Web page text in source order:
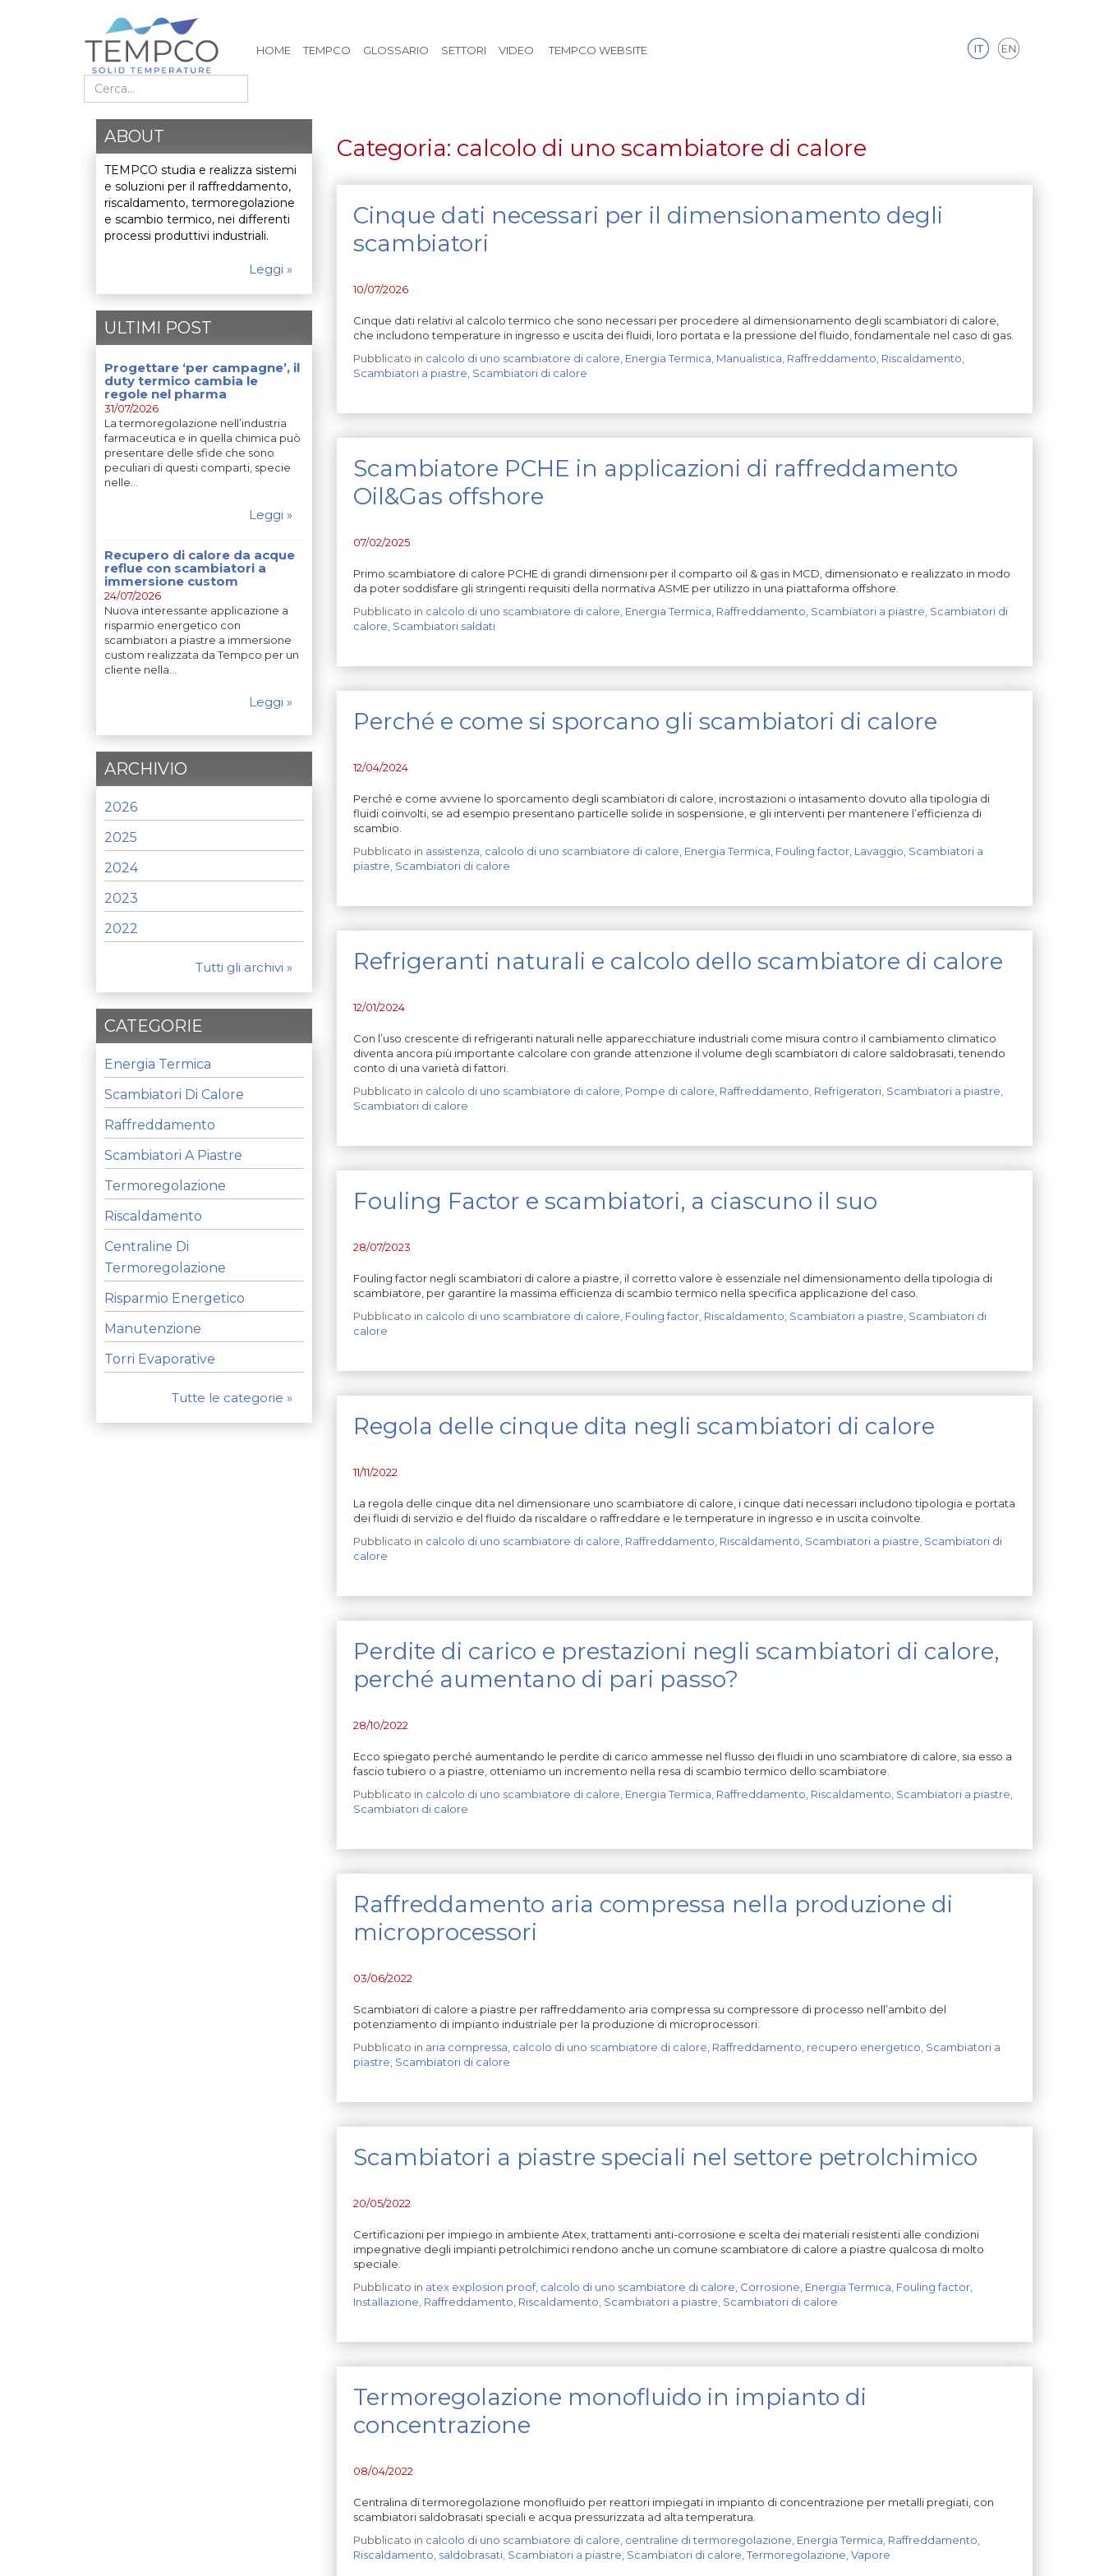
HOME TEMPCO GLOSSARIO SETTORI VIDEO TEMPCO WEBSITE
Cerca nel sito
Categoria: calcolo di uno scambiatore di calore
Cinque dati necessari per il dimensionamento degli
scambiatori
10/07/2026
Cinque dati relativi al calcolo termico che sono necessari per procedere al dimensionamento degli scambiatori di calore,
che includono temperature in ingresso e uscita dei fluidi, loro portata e la pressione del fluido, fondamentale nel caso di gas.
Pubblicato in calcolo di uno scambiatore di calore Energia Termica Manualistica Raffreddamento Riscaldamento
Scambiatori a piastre Scambiatori di calore
Scambiatore PCHE in applicazioni di raffreddamento
Oil&Gas offshore
07/02/2025
Primo scambiatore di calore PCHE di grandi dimensioni per il comparto oil & gas in MCD, dimensionato e realizzato in modo
da poter soddisfare gli stringenti requisiti della normativa ASME per utilizzo in una piattaforma offshore.
Pubblicato in calcolo di uno scambiatore di calore Energia Termica Raffreddamento Scambiatori a piastre Scambiatori di
calore Scambiatori saldati
Perché e come si sporcano gli scambiatori di calore
12/04/2024
Perché e come avviene lo sporcamento degli scambiatori di calore, incrostazioni o intasamento dovuto alla tipologia di
fluidi coinvolti, se ad esempio presentano particelle solide in sospensione, e gli interventi per mantenere l’efficienza di
scambio.
Pubblicato in assistenza calcolo di uno scambiatore di calore Energia Termica Fouling factor, Lavaggio Scambiatori a
piastre Scambiatori di calore
Refrigeranti naturali e calcolo dello scambiatore di calore
12/01/2024
Con l’uso crescente di refrigeranti naturali nelle apparecchiature industriali come misura contro il cambiamento climatico
diventa ancora più importante calcolare con grande attenzione il volume degli scambiatori di calore saldobrasati, tenendo
conto di una varietà di fattori.
Pubblicato in calcolo di uno scambiatore di calore Pompe di calore Raffreddamento Refrigeratori, Scambiatori a piastre
Scambiatori di calore
Fouling Factor e scambiatori, a ciascuno il suo
28/07/2023
Fouling factor negli scambiatori di calore a piastre, il corretto valore è essenziale nel dimensionamento della tipologia di
scambiatore, per garantire la massima efficienza di scambio termico nella specifica applicazione del caso.
Pubblicato in calcolo di uno scambiatore di calore Fouling factor, Riscaldamento Scambiatori a piastre Scambiatori di
calore
Regola delle cinque dita negli scambiatori di calore
11/11/2022
La regola delle cinque dita nel dimensionare uno scambiatore di calore, i cinque dati necessari includono tipologia e portata
dei fluidi di servizio e del fluido da riscaldare o raffreddare e le temperature in ingresso e in uscita coinvolte.
Pubblicato in calcolo di uno scambiatore di calore Raffreddamento Riscaldamento Scambiatori a piastre Scambiatori di
calore
Perdite di carico e prestazioni negli scambiatori di calore,
perché aumentano di pari passo?
28/10/2022
Ecco spiegato perché aumentando le perdite di carico ammesse nel flusso dei fluidi in uno scambiatore di calore, sia esso a
fascio tubiero o a piastre, otteniamo un incremento nella resa di scambio termico dello scambiatore.
Pubblicato in calcolo di uno scambiatore di calore Energia Termica Raffreddamento Riscaldamento Scambiatori a piastre
Scambiatori di calore
Raffreddamento aria compressa nella produzione di
microprocessori
03/06/2022
Scambiatori di calore a piastre per raffreddamento aria compressa su compressore di processo nell’ambito del
potenziamento di impianto industriale per la produzione di microprocessori.
Pubblicato in aria compressa calcolo di uno scambiatore di calore Raffreddamento recupero energetico Scambiatori a
piastre Scambiatori di calore
Scambiatori a piastre speciali nel settore petrolchimico
20/05/2022
Certificazioni per impiego in ambiente Atex, trattamenti anti-corrosione e scelta dei materiali resistenti alle condizioni
impegnative degli impianti petrolchimici rendono anche un comune scambiatore di calore a piastre qualcosa di molto
speciale.
Pubblicato in atex explosion proof, calcolo di uno scambiatore di calore Corrosione Energia Termica Fouling factor,
Installazione Raffreddamento Riscaldamento Scambiatori a piastre Scambiatori di calore
Termoregolazione monofluido in impianto di
concentrazione
08/04/2022
Centralina di termoregolazione monofluido per reattori impiegati in impianto di concentrazione per metalli pregiati, con
scambiatori saldobrasati speciali e acqua pressurizzata ad alta temperatura.
Pubblicato in calcolo di uno scambiatore di calore centraline di termoregolazione Energia Termica Raffreddamento
Riscaldamento saldobrasati, Scambiatori a piastre Scambiatori di calore ,Termoregolazione Vapore
ABOUT
TEMPCO studia e realizza sistemi
e soluzioni per il raffreddamento,
riscaldamento, termoregolazione
e scambio termico, nei differenti
processi produttivi industriali.
Leggi »
ULTIMI POST
Progettare ‘per campagne’, il
duty termico cambia le
regole nel pharma
31/07/2026
La termoregolazione nell’industria
farmaceutica e in quella chimica può
presentare delle sfide che sono
peculiari di questi comparti, specie
nelle…
Leggi »
Recupero di calore da acque
reflue con scambiatori a
immersione custom
24/07/2026
Nuova interessante applicazione a
risparmio energetico con
scambiatori a piastre a immersione
custom realizzata da Tempco per un
cliente nella…
Leggi »
ARCHIVIO
2026
2025
2024
2023
2022
Tutti gli archivi »
CATEGORIE
Energia Termica
Scambiatori Di Calore
Raffreddamento
Scambiatori A Piastre
Termoregolazione
Riscaldamento
Centraline Di
Termoregolazione
Risparmio Energetico
Manutenzione
Torri Evaporative
Tutte le categorie »